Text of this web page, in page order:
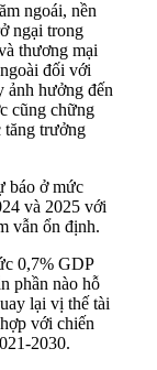
ngoái, nền
ngại trong
thương mại
đối với
ảnh hưởng đến
cũng chững
tăng trưởng
báo ở mức
và 2025 với
vẫn ổn định.
0,7% GDP
phần nào hỗ
lại vị thế tài
với chiến
2030.